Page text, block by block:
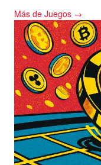
Más de Juegos →